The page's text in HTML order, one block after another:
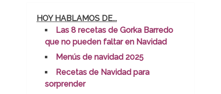
HOY HABLAMOS DE...
Las 8 recetas de Gorka Barredo
que no pueden faltar en Navidad
Menús de navidad 2025
Recetas de Navidad para
sorprender